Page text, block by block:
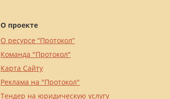
О проекте
О ресурсе “Протокол”
Команда "Протокол"
Карта Сайту
Реклама на "Протокол"
Тендер на юридическую услугу